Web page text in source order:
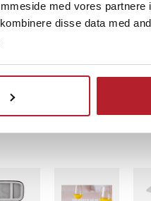
med vores partnere
disse data med
af 1-2 hverdage
Herzberg 5-delt
skålsæt i rustfrit
Findes på lager, Leveres i løbet af